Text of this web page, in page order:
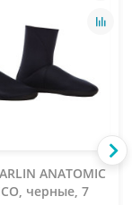
ANATOMIC
черные, 7